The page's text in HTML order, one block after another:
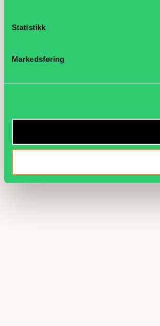
Statistikk
Markedsføring